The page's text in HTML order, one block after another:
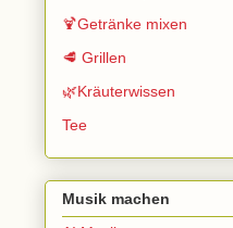
🍹Getränke mixen
🥩 Grillen
🌿Kräuterwissen
Tee
Musik machen